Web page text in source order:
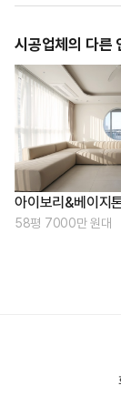
시공업체의 다른
아이보리&베이지
58평 7000만 원대